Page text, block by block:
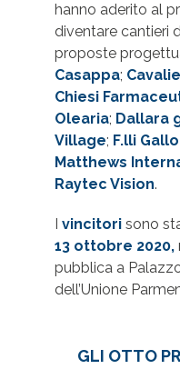
hanno aderito al
diventare cantieri
proposte
Casappa;
Chiesi
Olearia; Dallara
Village; F.lli
Matthews
Raytec Vision.
I vincitori sono
13 ottobre 2020,
pubblica a
dell’Unione
GLI OTTO